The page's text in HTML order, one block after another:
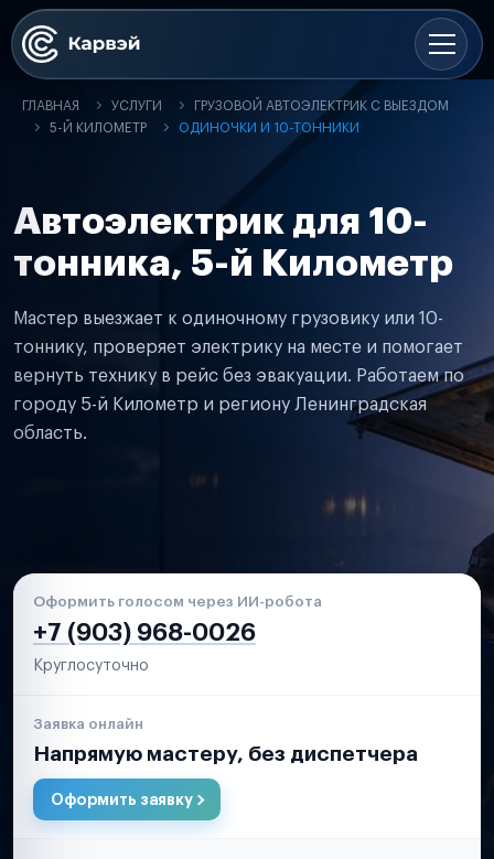
ГЛАВНАЯ УСЛУГИ
ГРУЗОВОЙ АВТОЭЛЕКТРИК С ВЫЕЗДОМ
5-Й КИЛОМЕТР
ОДИНОЧКИ И 10-ТОННИКИ
Автоэлектрик для 10-
тонника, 5-й Километр
Мастер выезжает к одиночному грузовику или 10-
тоннику, проверяет электрику на месте и помогает
вернуть технику в рейс без эвакуации. Работаем по
городу 5-й Километр и региону Ленинградская
область.
Оформить голосом через ИИ-робота
+7 (903) 968-0026
Круглосуточно
Заявка онлайн
Напрямую мастеру, без диспетчера
Оформить заявку